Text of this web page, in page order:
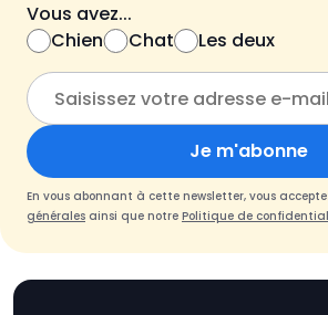
Vous avez...
Chien
Chat Les deux
Je m'abonne
En vous abonnant à cette newsletter, vous
générales ainsi que notre Politique de